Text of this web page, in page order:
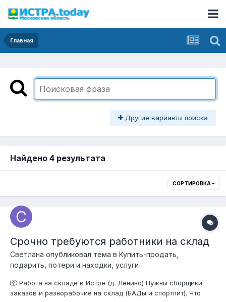
Главная
Другие варианты поиска
Найдено 4 результата
СОРТИРОВКА
Срочно требуются работники на склад
Светлана опубликовал тема в Купить-продать,
подарить, потери и находки, услуги
📦 Работа на складе в Истре (д. Ленино) Нужны сборщики
заказов и разнорабочие на склад (БАДы и спортпит). Что